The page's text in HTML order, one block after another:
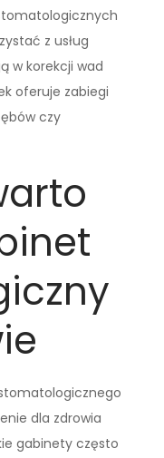
z usług
w korekcji wad
oferuje zabiegi
czy
dla zdrowia
gabinety często